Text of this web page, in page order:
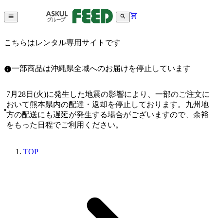
こちらはレンタル専用サイトです
一部商品は沖縄県全域へのお届けを停止しています
7月28日(火)に発生した地震の影響により、一部のご注文に
おいて熊本県内の配達・返却を停止しております。九州地
方の配送にも遅延が発生する場合がございますので、余裕
をもった日程でご利用ください。
TOP